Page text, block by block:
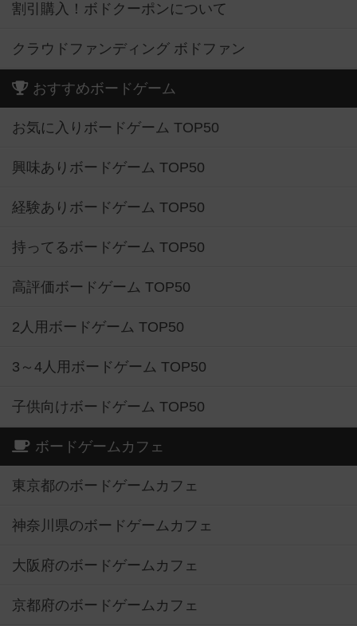
割引購入！ボドクーポンについて
クラウドファンディング ボドファン
おすすめボードゲーム
お気に入りボードゲーム TOP50
興味ありボードゲーム TOP50
経験ありボードゲーム TOP50
持ってるボードゲーム TOP50
高評価ボードゲーム TOP50
2人用ボードゲーム TOP50
3～4人用ボードゲーム TOP50
子供向けボードゲーム TOP50
ボードゲームカフェ
東京都のボードゲームカフェ
神奈川県のボードゲームカフェ
大阪府のボードゲームカフェ
京都府のボードゲームカフェ